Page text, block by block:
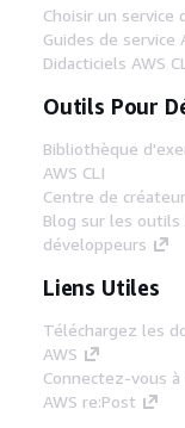
Choisir un service
Guides de service
Didacticiels AWS
Outils Pour
Bibliothèque
AWS CLI
Centre de
Blog sur les outils
développeurs
Liens Utiles
Téléchargez les
AWS
Connectez-vous à
AWS re:Post